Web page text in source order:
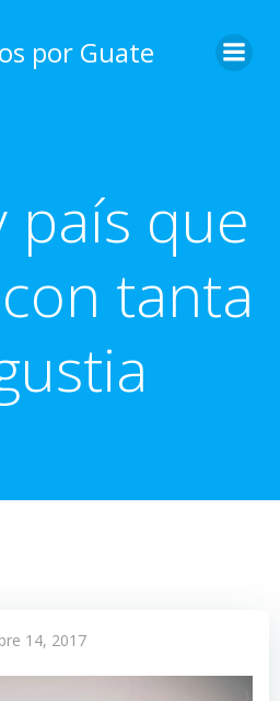
content
por Guate
país que
tanta
14, 2017